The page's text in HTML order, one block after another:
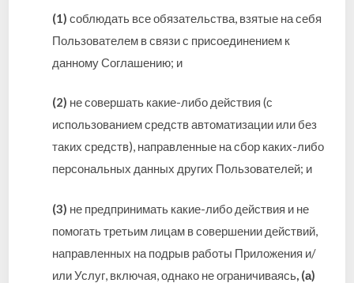
(1) соблюдать все обязательства, взятые на себя
Пользователем в связи с присоединением к
данному Соглашению; и
(2) не совершать какие-либо действия (с
использованием средств автоматизации или без
таких средств), направленные на сбор каких-либо
персональных данных других Пользователей; и
(3) не предпринимать какие-либо действия и не
помогать третьим лицам в совершении действий,
направленных на подрыв работы Приложения и/
или Услуг, включая, однако не ограничиваясь , (а)